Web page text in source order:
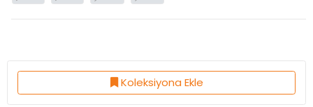
Koleksiyona Ekle